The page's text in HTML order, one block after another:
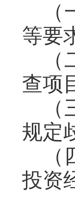
等要
查项
规定
投资